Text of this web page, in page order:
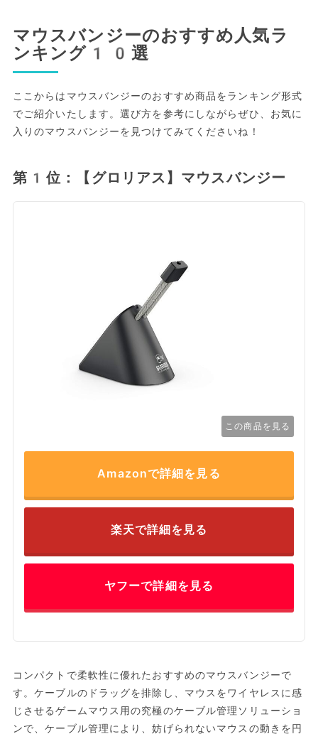
マウスバンジーのおすすめ人気ラ
ンキング10選
ここからはマウスバンジーのおすすめ商品をランキング形式
でご紹介いたします。選び方を参考にしながらぜひ、お気に
入りのマウスバンジーを見つけてみてくださいね！
第1位：【グロリアス】マウスバンジー
この商品を見る
Amazonで詳細を見る
楽天で詳細を見る
ヤフーで詳細を見る
コンパクトで柔軟性に優れたおすすめのマウスバンジーで
す。ケーブルのドラッグを排除し、マウスをワイヤレスに感
じさせるゲームマウス用の究極のケーブル管理ソリューショ
ンで、ケーブル管理により、妨げられないマウスの動きを円